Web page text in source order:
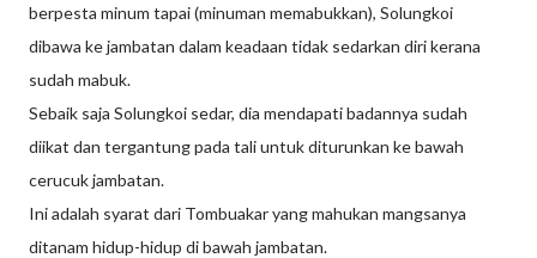
berpesta minum tapai (minuman memabukkan), Solungkoi
dibawa ke jambatan dalam keadaan tidak sedarkan diri kerana
sudah mabuk.
Sebaik saja Solungkoi sedar, dia mendapati badannya sudah
diikat dan tergantung pada tali untuk diturunkan ke bawah
cerucuk jambatan.
Ini adalah syarat dari Tombuakar yang mahukan mangsanya
ditanam hidup-hidup di bawah jambatan.